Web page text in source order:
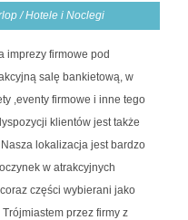
/ Hotele i Noclegi
imprezy firmowe pod
salę bankietową, w
,eventy firmowe i inne tego
klientów jest także
lokalizacja jest bardzo
w atrakcyjnych
części wybierani jako
przez firmy z